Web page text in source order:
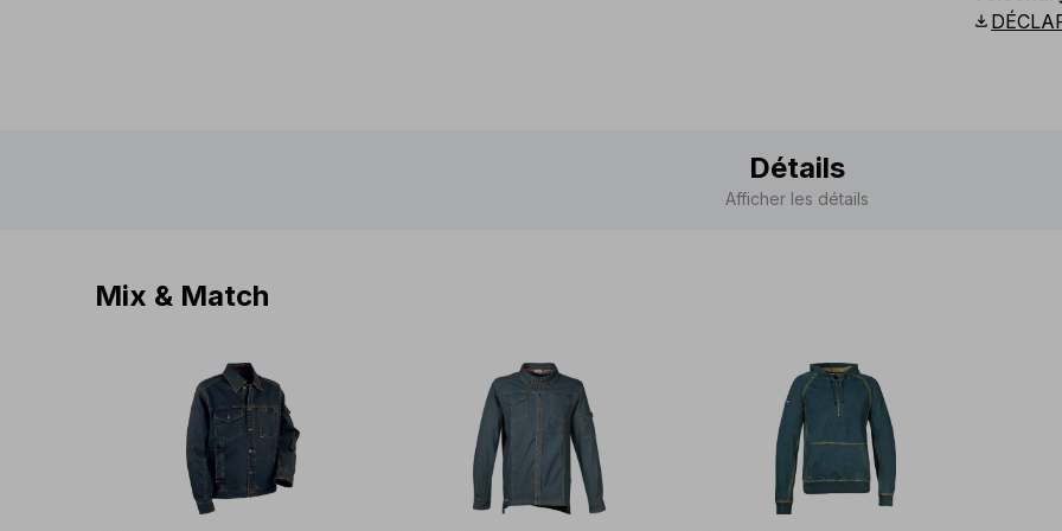
download
Détails
Afficher les détails
Mix & Match